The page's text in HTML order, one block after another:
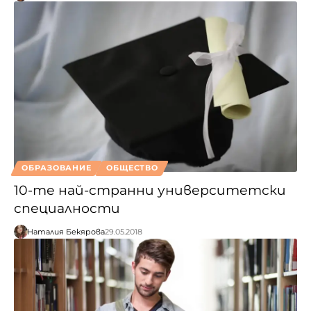
ОБРАЗОВАНИЕ ОБЩЕСТВО
10-те най-странни университетски
специалности
Наталия Бекярова29.05.2018